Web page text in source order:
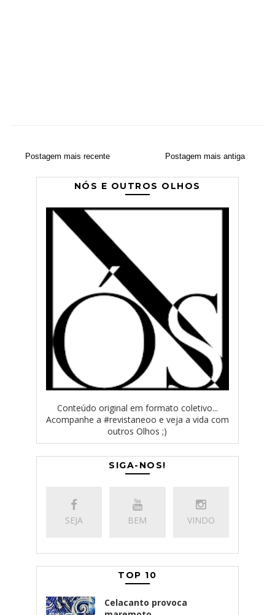
Postagem mais recente Postagem mais antiga
NÓS E OUTROS OLHOS
Conteúdo original em formato coletivo...
Acompanhe a #revistaneoo e veja a vida com
outros Olhos ;)
SIGA-NOS!
SEJA BEM VINDO
TOP 10
Celacanto provoca